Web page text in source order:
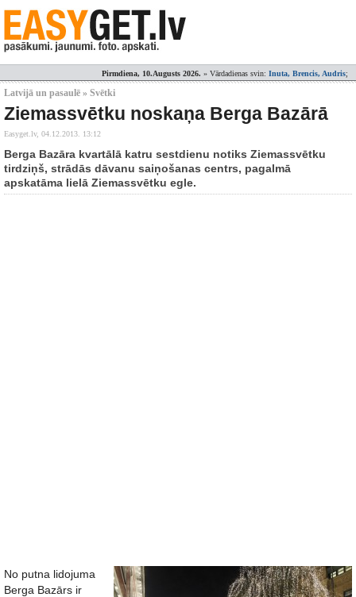
Pirmdiena, 10.Augusts 2026. » Vārdadienas svin: Inuta, Brencis, Audris;
Latvijā un pasaulē » Svētki
Ziemassvētku noskaņa Berga Bazārā
Easyget.lv, 04.12.2013. 13:12
Berga Bazāra kvartālā katru sestdienu notiks Ziemassvētku
tirdziņš, strādās dāvanu saiņošanas centrs, pagalmā
apskatāma lielā Ziemassvētku egle.
No putna lidojuma
Berga Bazārs ir